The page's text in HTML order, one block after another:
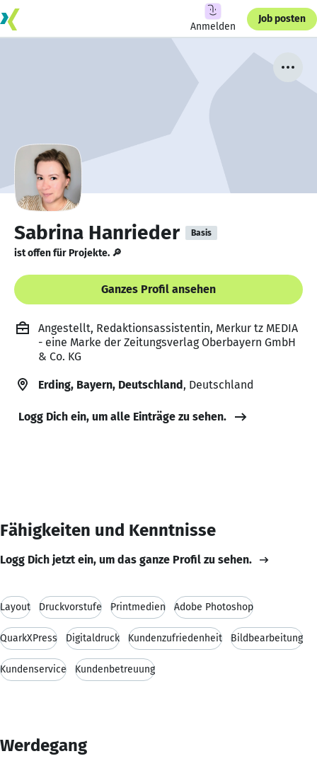
Anmelden
Job posten
Sabrina Hanrieder Basis
ist offen für Projekte. 🔎
Ganzes Profil ansehen
Angestellt, Redaktionsassistentin, Merkur tz MEDIA
- eine Marke der Zeitungsverlag Oberbayern GmbH
& Co. KG
Erding, Bayern, Deutschland, Deutschland
Logg Dich ein, um alle Einträge zu sehen.
Fähigkeiten und Kenntnisse
Logg Dich jetzt ein, um das ganze Profil zu sehen.
Layout Druckvorstufe Printmedien Adobe Photoshop
QuarkXPress Digitaldruck Kundenzufriedenheit Bildbearbeitung
Kundenservice Kundenbetreuung
Werdegang